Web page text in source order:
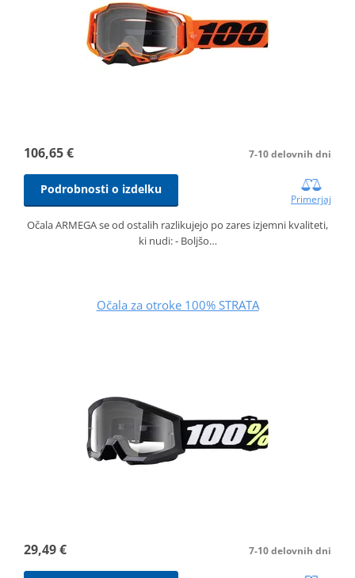
106,65 € 7-10 delovnih dni
Podrobnosti o izdelku
Primerjaj
Očala ARMEGA se od ostalih razlikujejo po zares izjemni kvaliteti,
ki nudi: - Boljšo…
Očala za otroke 100% STRATA
29,49 € 7-10 delovnih dni